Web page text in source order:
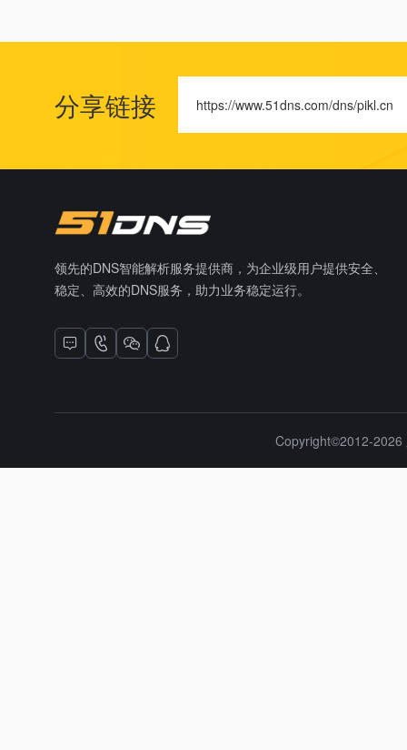
分享链接 https://www.51dns.com/dns/pikl.cn
领先的DNS智能解析服务提供商，为企业级用户提供安全、
稳定、高效的DNS服务，助力业务稳定运行。
Copyright©2012-2026